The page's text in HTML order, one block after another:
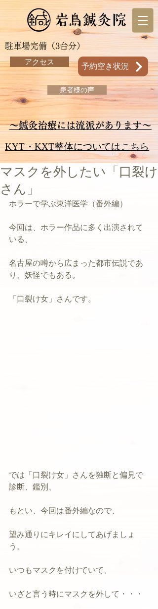
駐車場完備（3台分）
アクセス
予約空き状況
患者様の声
～鍼灸治療には流派があります～
KYT・KXT整体についてはこちら
マスクを外したい「口裂け
さん」
ホラーで学ぶ東洋医学（番外編）
今回は、ホラー作品に多く出演されて
いる、
名古屋の噂から広まった都市伝説であ
り、妖怪でもある。
「口裂け女」さんです。
では「口裂け女」さんを独断と偏見で
診断、鑑別、
もとい、今回は番外編なので、
望み通りにキレイにしてあげましょ
う。
いつもマスクを付けていて、
いざと言う時にマスクを外して・・・